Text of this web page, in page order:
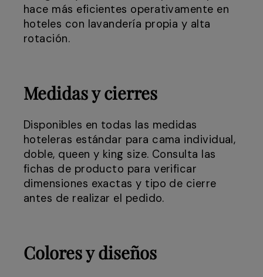
hace más eficientes operativamente en
hoteles con lavandería propia y alta
rotación.
Medidas y cierres
Disponibles en todas las medidas
hoteleras estándar para cama individual,
doble, queen y king size. Consulta las
fichas de producto para verificar
dimensiones exactas y tipo de cierre
antes de realizar el pedido.
Colores y diseños